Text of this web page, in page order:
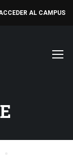
AL CAMPUS